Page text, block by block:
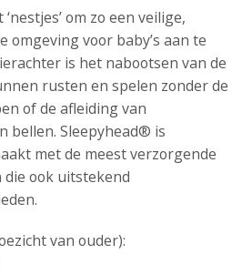
om zo een veilige,
omgeving voor baby’s aan te
is het nabootsen van de
rusten en spelen zonder de
of de afleiding van
bellen. Sleepyhead® is
met de meest verzorgende
ook uitstekend
van ouder):